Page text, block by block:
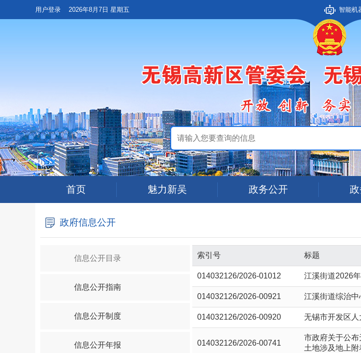
用户登录 2026年8月7日 星期五 智能机
首页 魅力新吴 政务公开
政府信息公开
信息公开目录
信息公开指南
信息公开制度
信息公开年报
索引号 标题
014032126/2026-01012 江溪街道2026
014032126/2026-00921 江溪街道综治
014032126/2026-00920 无锡市开发区人
014032126/2026-00741
市政府关于公
土地涉及地上